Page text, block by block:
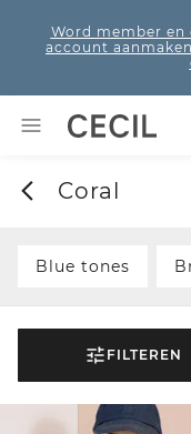
Word member en
account aanmaken
Coral
Blue tones
FILTEREN